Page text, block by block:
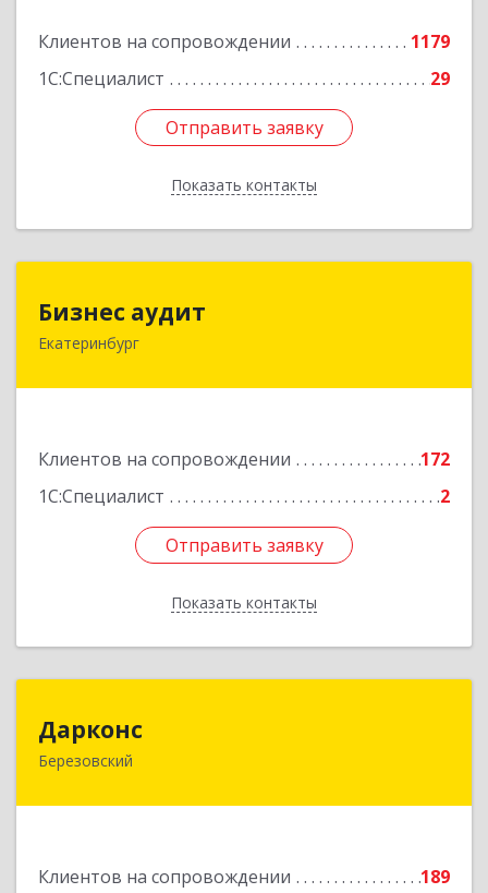
Клиентов на сопровождении
1179
1С:Специалист
29
Отправить заявку
Показать контакты
Отправить заявку
Назад
Бизнес аудит
Екатеринбург
Клиентов на сопровождении
172
1С:Специалист
2
Отправить заявку
Показать контакты
620062, Свердловская обл, Екатеринбург г,
Отправить заявку
Назад
Дарконс
Березовский
Клиентов на сопровождении 189
623700, Свердловская обл, Березовский г,